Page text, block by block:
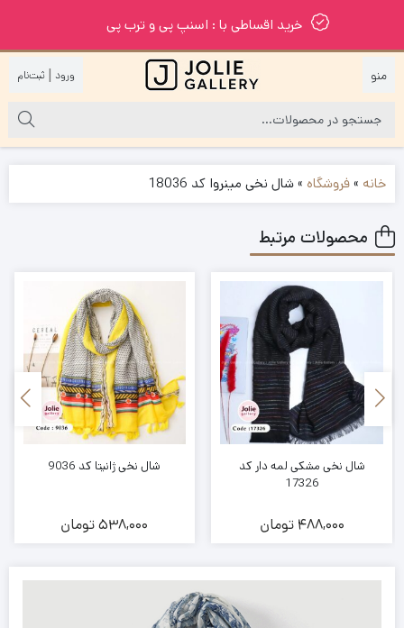
خرید اقساطی با : اسنپ پی و ترب پی
|
خانه »فروشگاه »شال نخی مینروا کد 18036
محصولات مرتبط
شال نخی مشکی لمه دار کد
17326
488,000 تومان
شال نخی ژانیتا کد 9036
538,000تومان